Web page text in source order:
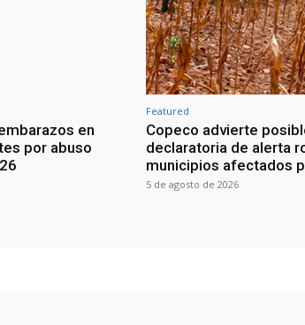
en
por abuso
Featured
Copeco advierte
declaratoria de alerta
municipios afectados
5 de agosto de 2026